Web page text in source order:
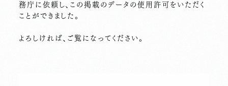
務庁に依頼し、この掲載のデータの使用許可をいただく
ことができました。
よろしければ、ご覧になってください。